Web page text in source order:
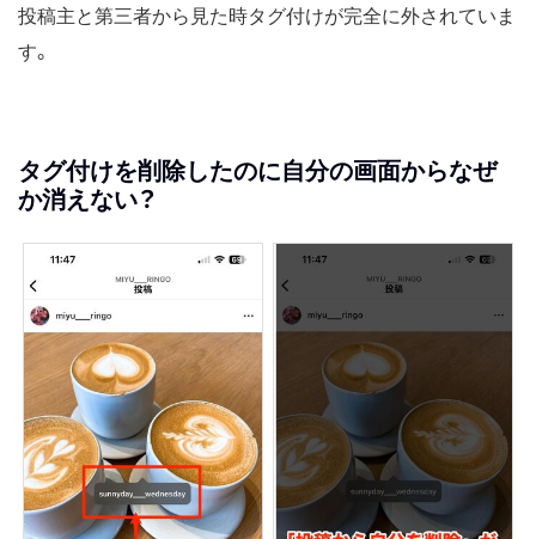
投稿主と第三者から見た時タグ付けが完全に外されていま
す。
タグ付けを削除したのに自分の画面からなぜ
か消えない？